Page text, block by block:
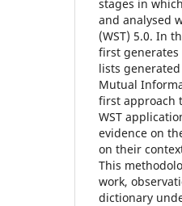
stages in
and analysed
(WST) 5.0. In
first generates
lists
Mutual
first approach
WST
evidence on
on their
This
work,
dictionary